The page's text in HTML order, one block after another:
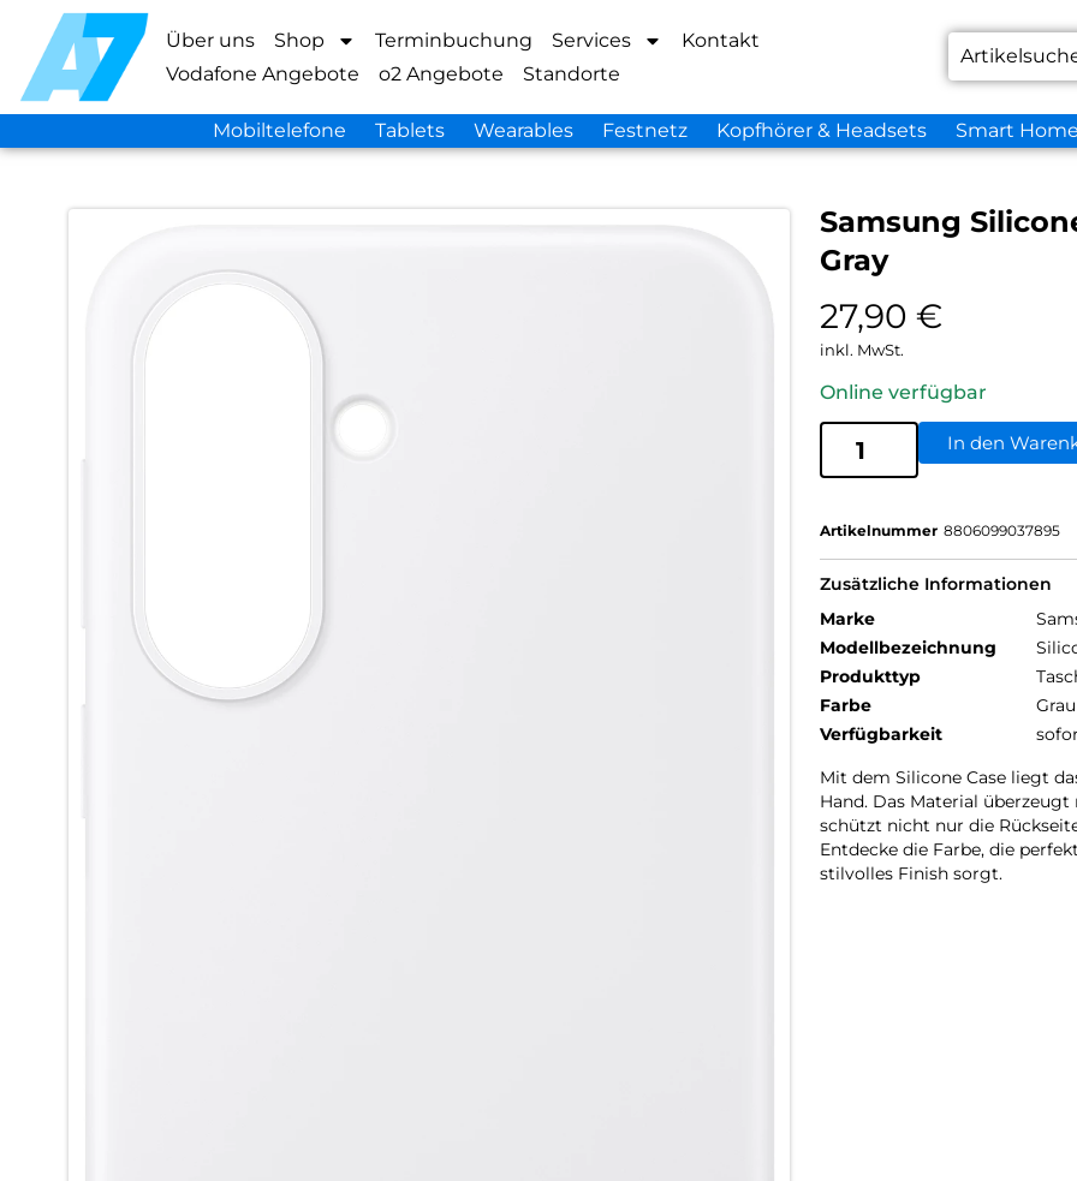
Über uns Shop Terminbuchung Services
Kontakt
Vodafone Angebote
o2 Angebote Standorte
Mobiltelefone Tablets Wearables Festnetz Kopfhörer & Headsets Smart
Samsung
Gray
27,90 €
inkl. MwSt.
Online verfügbar
In den
Artikelnummer 8806099037895
Zusätzliche Informationen
Marke
Modellbezeichnung
Produkttyp
Farbe
Grau
Verfügbarkeit
Mit dem Silicone Case liegt
Hand. Das Material
schützt nicht nur die
Entdecke die Farbe, die
stilvolles Finish sorgt.